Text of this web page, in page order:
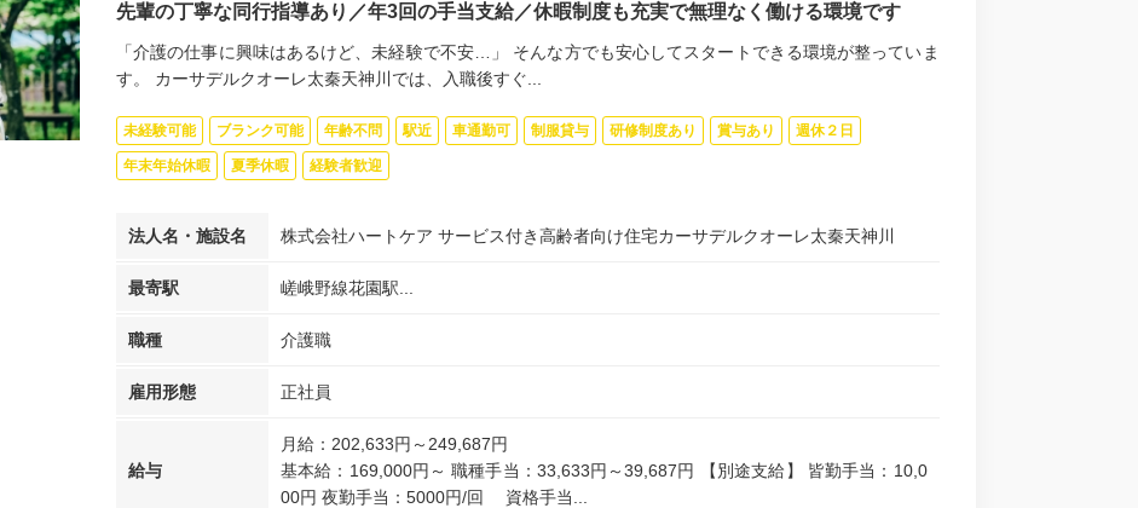
先輩の丁寧な同行指導あり／年3回の手当支給／休暇制度も充実で無理なく働ける環境です
「介護の仕事に興味はあるけど、未経験で不安…」 そんな方でも安心してスタートできる環境が整っていま
す。 カーサデルクオーレ太秦天神川では、入職後すぐ...
未経験可能 ブランク可能 年齢不問 駅近 車通勤可 制服貸与 研修制度あり 賞与あり 週休２日
年末年始休暇 夏季休暇 経験者歓迎
法人名・施設名 株式会社ハートケア サービス付き高齢者向け住宅カーサデルクオーレ太秦天神川
最寄駅 嵯峨野線花園駅...
職種 介護職
雇用形態 正社員
給与
月給：202,633円～249,687円
基本給：169,000円～ 職種手当：33,633円～39,687円 【別途支給】 皆勤手当：10,0
00円 夜勤手当：5000円/回 資格手当...